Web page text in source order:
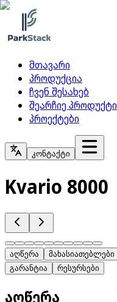
მთავარი
პროდუქცია
ჩვენ შესახებ
შეარჩიე პროდუქტი
პროექტები
კონტაქტი
Kvario 8000
აღწერა მახასიათებლები
გარანტია
რესურსები
აღწერა